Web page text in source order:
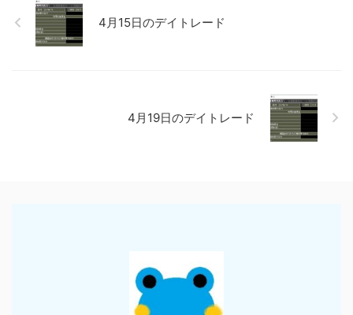
4月15日のデイトレード
4月19日のデイトレード